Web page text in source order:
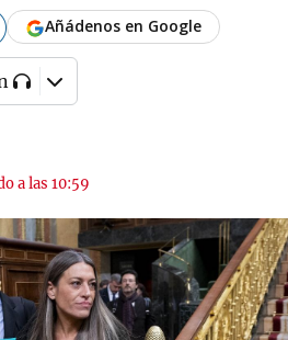
a las 10:59
Añádenos en Google